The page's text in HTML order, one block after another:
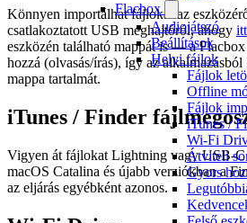
Flacbox
Audiojátszó
Beállítások
Helyi fájlok
Fájlok
Offline
Fájlok
iTunes /
Wi-Fi
Átviteli
Gyors
Könnyen importálhat fájlokat az
csatlakoztatott USB meghajtóról, ahogy itt
eszközén található mappát is — a
hozzá (olvasás/írás), így az
mappa tartalmát.
iTunes / Finder
Vigyen át fájlokat Lightning vagy USB-
macOS Catalina és újabb verziókban a
az eljárás egyébként azonos.